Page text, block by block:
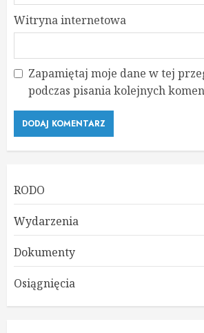
Witryna internetowa
Zapamiętaj moje dane w tej
podczas pisania kolejnych
RODO
Wydarzenia
Dokumenty
Osiągnięcia